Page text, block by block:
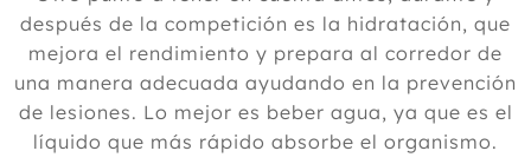
después de la competición es la hidratación, que
mejora el rendimiento y prepara al corredor de
una manera adecuada ayudando en la prevención
de lesiones. Lo mejor es beber agua, ya que es el
líquido que más rápido absorbe el organismo.